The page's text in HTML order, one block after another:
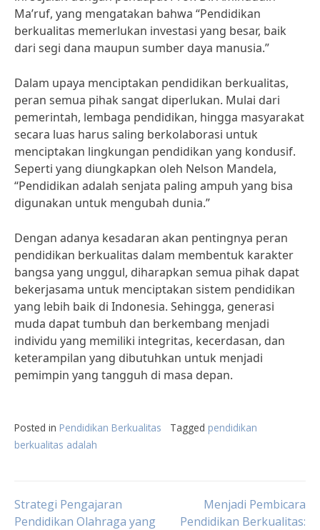
Ma’ruf, yang mengatakan bahwa “Pendidikan
berkualitas memerlukan investasi yang besar, baik
dari segi dana maupun sumber daya manusia.”
Dalam upaya menciptakan pendidikan berkualitas,
peran semua pihak sangat diperlukan. Mulai dari
pemerintah, lembaga pendidikan, hingga masyarakat
secara luas harus saling berkolaborasi untuk
menciptakan lingkungan pendidikan yang kondusif.
Seperti yang diungkapkan oleh Nelson Mandela,
“Pendidikan adalah senjata paling ampuh yang bisa
digunakan untuk mengubah dunia.”
Dengan adanya kesadaran akan pentingnya peran
pendidikan berkualitas dalam membentuk karakter
bangsa yang unggul, diharapkan semua pihak dapat
bekerjasama untuk menciptakan sistem pendidikan
yang lebih baik di Indonesia. Sehingga, generasi
muda dapat tumbuh dan berkembang menjadi
individu yang memiliki integritas, kecerdasan, dan
keterampilan yang dibutuhkan untuk menjadi
pemimpin yang tangguh di masa depan.
Posted in Pendidikan Berkualitas Tagged pendidikan
berkualitas adalah
Post
Strategi Pengajaran
Pendidikan Olahraga yang
Menjadi Pembicara
Pendidikan Berkualitas: